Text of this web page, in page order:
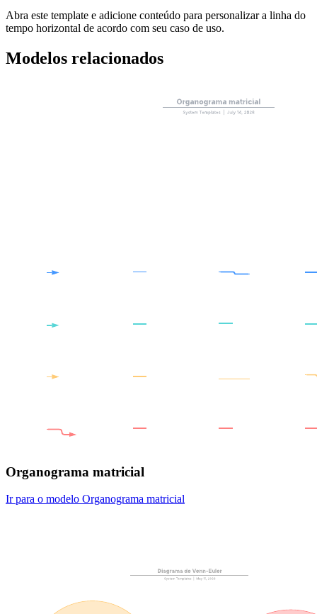
Abra este template e adicione conteúdo para personalizar a linha do
tempo horizontal de acordo com seu caso de uso.
Modelos relacionados
Organograma matricial
Ir para o modelo Organograma matricial